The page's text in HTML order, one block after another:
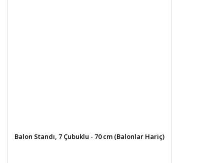
Balon Standı, 7 Çubuklu - 70 cm (Balonlar Hariç)